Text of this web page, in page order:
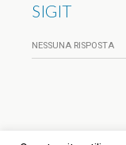
SIGIT
NESSUNA RISPOSTA